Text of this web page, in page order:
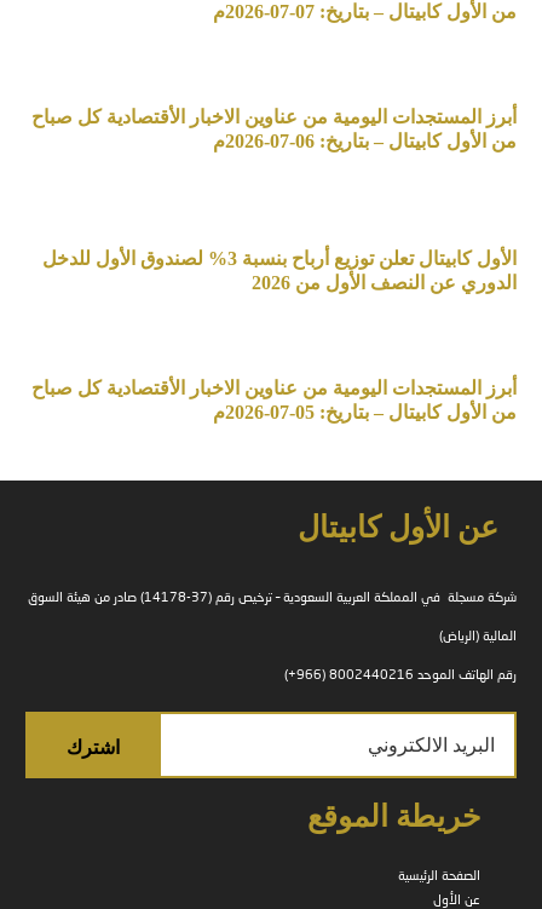
من الأول كابيتال – بتاريخ: 07-07-2026م
أبرز المستجدات اليومية من عناوين الاخبار الأقتصادية كل صباح
من الأول كابيتال – بتاريخ: 06-07-2026م
الأول كابيتال تعلن توزيع أرباح بنسبة 3% لصندوق الأول للدخل
الدوري عن النصف الأول من 2026
أبرز المستجدات اليومية من عناوين الاخبار الأقتصادية كل صباح
من الأول كابيتال – بتاريخ: 05-07-2026م
عن الأول كابيتال
شركة مسجلة في المملكة العربية السعودية – ترخيص رقم (37-14178) صادر من هيئة السوق
المالية (الرياض)
رقم الهاتف الموحد 8002440216 (966+)
خريطة الموقع
الصفحة الرئيسية
عن الأول